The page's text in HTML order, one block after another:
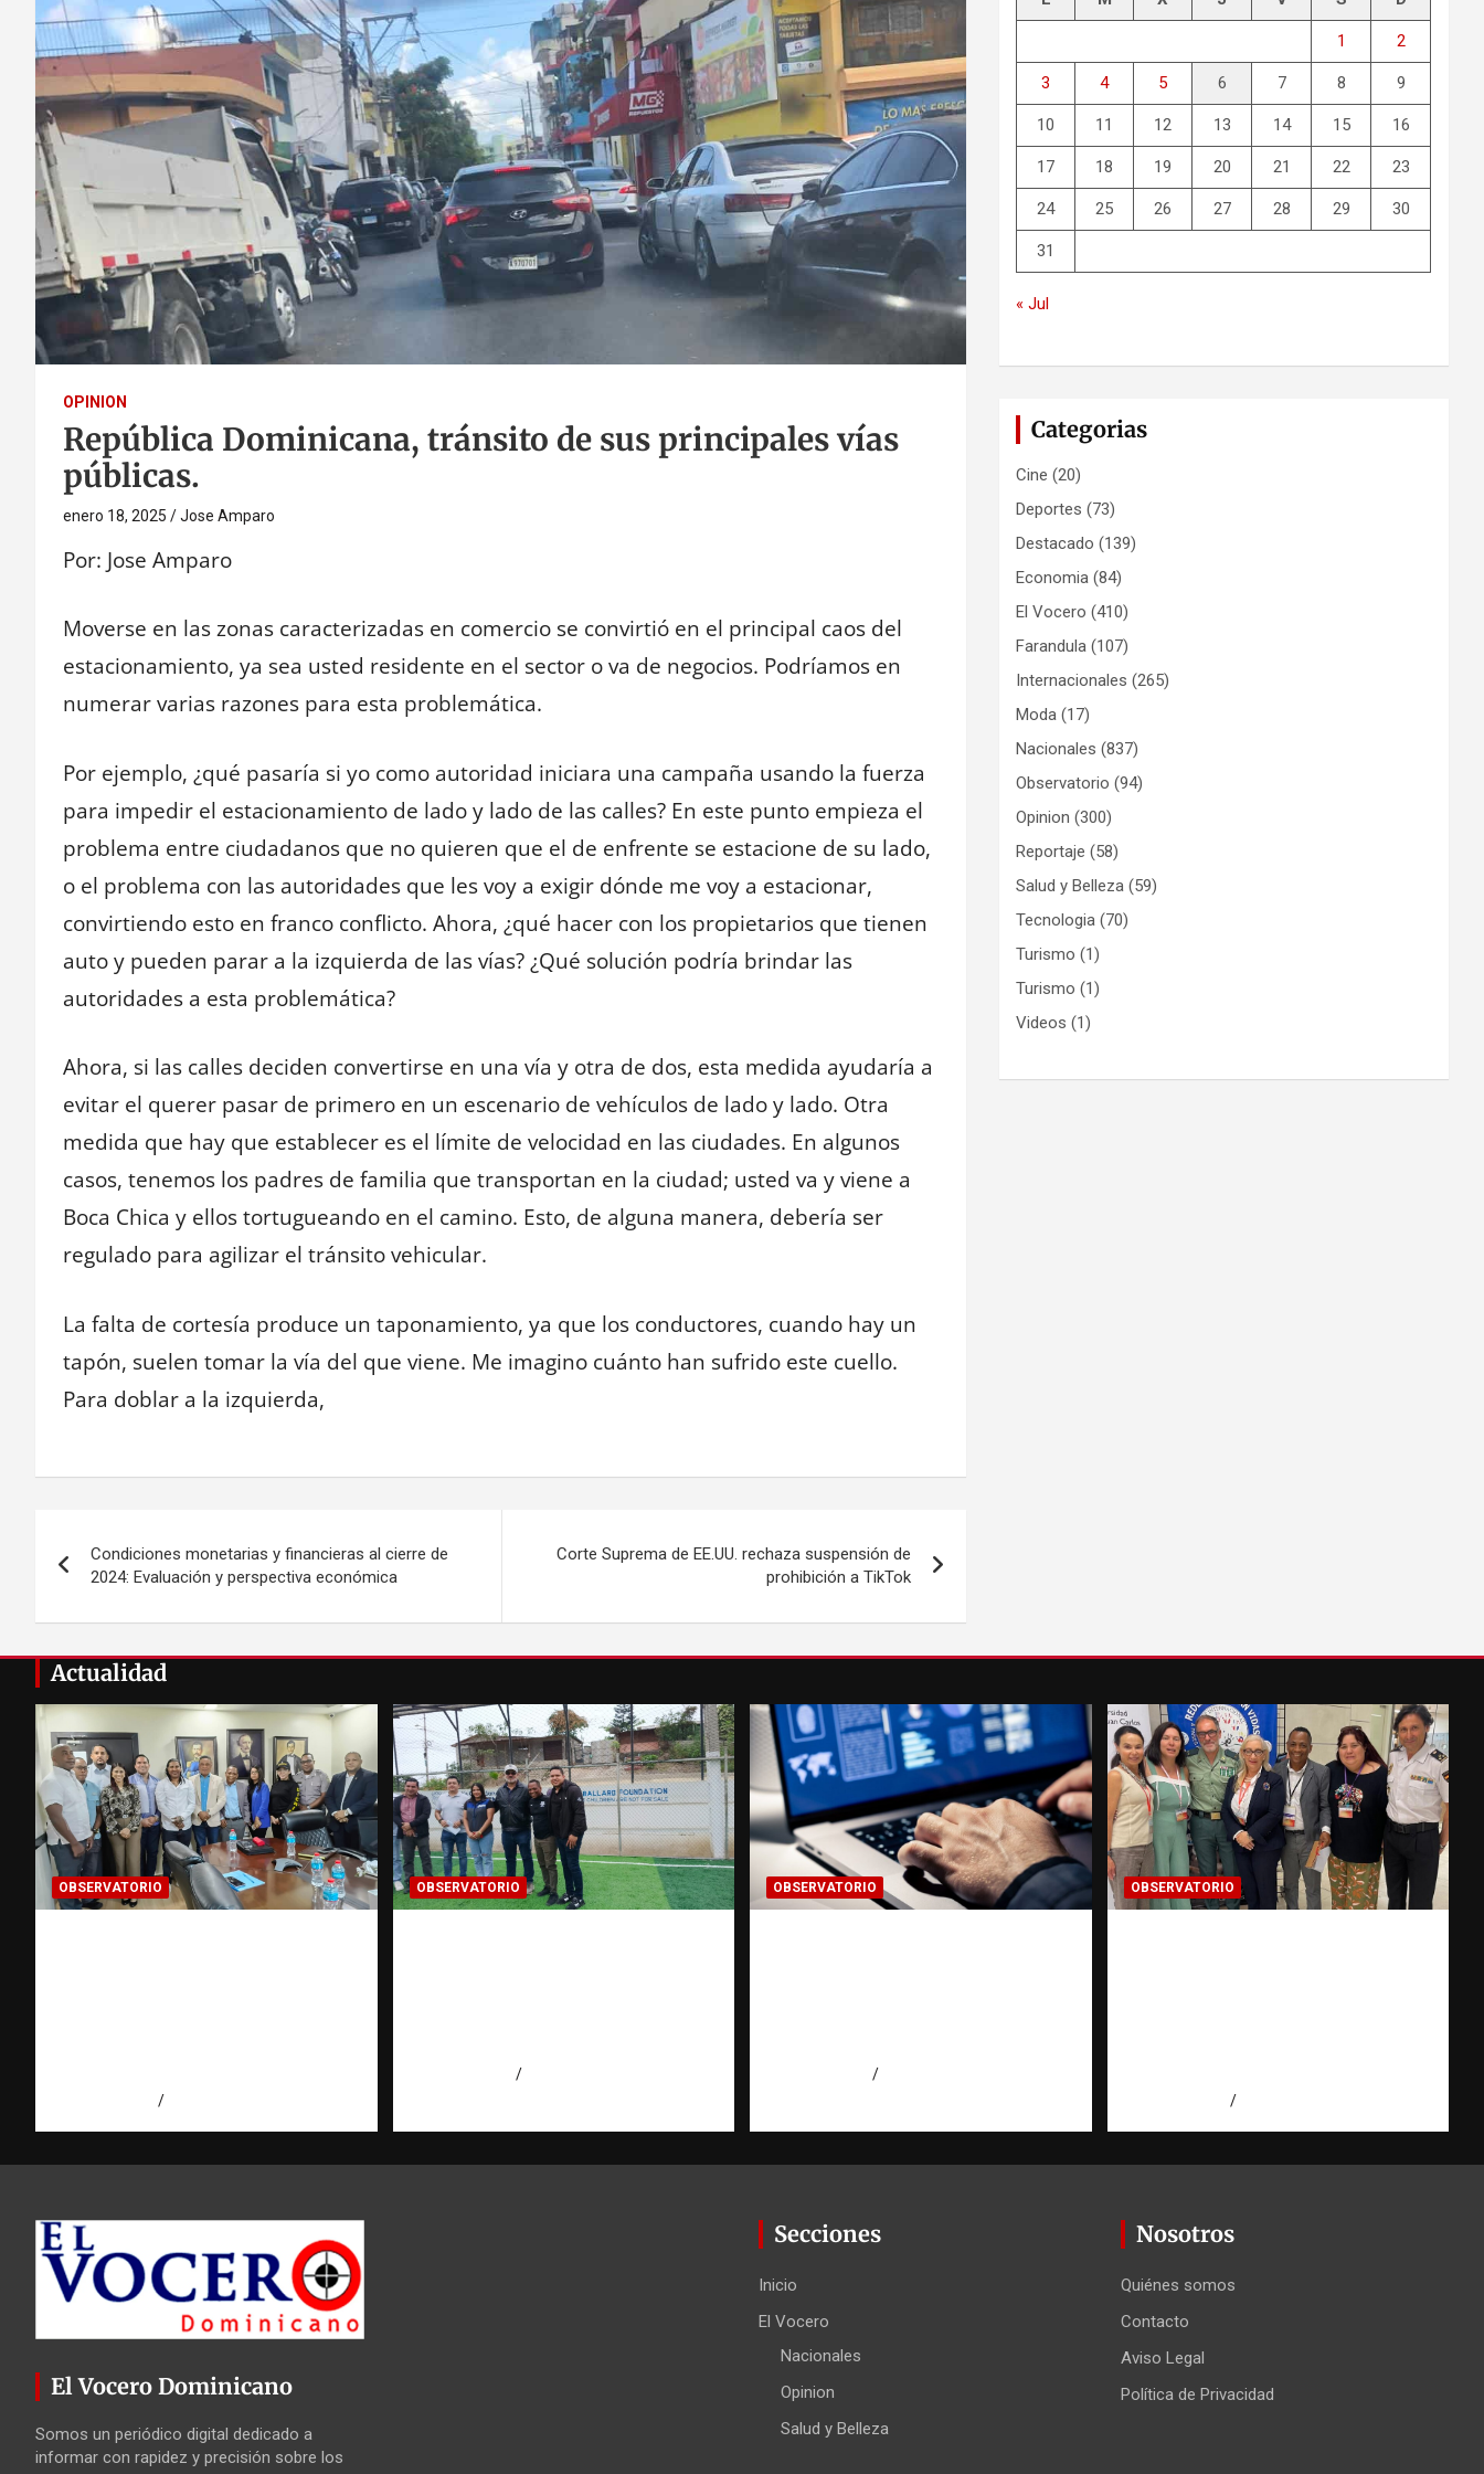
OPINION
República Dominicana, tránsito de sus principales vías
públicas.
enero 18, 2025 Jose Amparo
Por: Jose Amparo
Moverse en las zonas caracterizadas en comercio se convirtió en el principal caos del
estacionamiento, ya sea usted residente en el sector o va de negocios. Podríamos en
numerar varias razones para esta problemática.
Por ejemplo, ¿qué pasaría si yo como autoridad iniciara una campaña usando la fuerza
para impedir el estacionamiento de lado y lado de las calles? En este punto empieza el
problema entre ciudadanos que no quieren que el de enfrente se estacione de su lado,
o el problema con las autoridades que les voy a exigir dónde me voy a estacionar,
convirtiendo esto en franco conflicto. Ahora, ¿qué hacer con los propietarios que tienen
auto y pueden parar a la izquierda de las vías? ¿Qué solución podría brindar las
autoridades a esta problemática?
Ahora, si las calles deciden convertirse en una vía y otra de dos, esta medida ayudaría a
evitar el querer pasar de primero en un escenario de vehículos de lado y lado. Otra
medida que hay que establecer es el límite de velocidad en las ciudades. En algunos
casos, tenemos los padres de familia que transportan en la ciudad; usted va y viene a
Boca Chica y ellos tortugueando en el camino. Esto, de alguna manera, debería ser
regulado para agilizar el tránsito vehicular.
La falta de cortesía produce un taponamiento, ya que los conductores, cuando hay un
tapón, suelen tomar la vía del que viene. Me imagino cuánto han sufrido este cuello.
Para doblar a la izquierda,
de
entradas
Condiciones monetarias y financieras al cierre de
2024: Evaluación y perspectiva económica
Corte Suprema de EE.UU. rechaza suspensión de
prohibición a TikTok
1 2
3 4 5 6 7 8 9
10 11 12 13 14 15 16
17 18 19 20 21 22 23
24 25 26 27 28 29 30
31
« Jul
Categorias
Cine (20)
Deportes (73)
Destacado (139)
Economia (84)
El Vocero (410)
Farandula (107)
Internacionales (265)
Moda (17)
Nacionales (837)
Observatorio (94)
Opinion (300)
Reportaje (58)
Salud y Belleza (59)
Tecnologia (70)
Turismo (1)
Turismo (1)
Videos (1)
Actualidad
OBSERVATORIO OBSERVATORIO OBSERVATORIO OBSERVATORIO
El Vocero Dominicano
Somos un periódico digital dedicado a
informar con rapidez y precisión sobre los
Secciones
Inicio
El Vocero
Nacionales
Opinion
Salud y Belleza
Nosotros
Quiénes somos
Contacto
Aviso Legal
Política de Privacidad